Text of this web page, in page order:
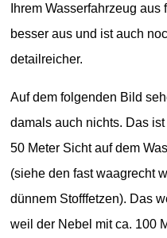
Ihrem Wasserfahrzeug
besser aus und ist auch
detailreicher.
Auf dem folgenden Bild
damals auch nichts. Das
50 Meter Sicht auf dem
(siehe den fast waagrecht
dünnem Stofffetzen). Das
weil der Nebel mit ca. 100